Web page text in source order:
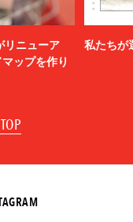
リニューア
ップを作り
私たちが
TOP